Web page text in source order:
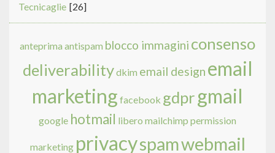
Tecnicaglie [26]
anteprima antispam blocco immagini consenso
deliverabilitydkim email design email
marketing facebook gdpr gmail
google hotmail libero mailchimp permission
marketing privacyspamwebmail